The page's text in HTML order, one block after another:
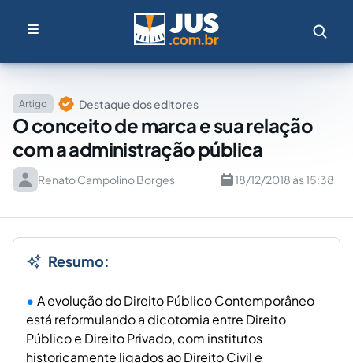
Artigo Destaque dos editores
O conceito de marca e sua relação
com a administração pública
Renato Campolino Borges 18/12/2018 às 15:38
Resumo:
A evolução do Direito Público Contemporâneo
está reformulando a dicotomia entre Direito
Público e Direito Privado, com institutos
historicamente ligados ao Direito Civil e